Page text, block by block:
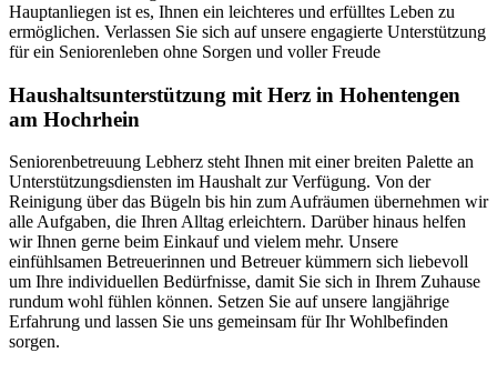
Hauptanliegen ist es, Ihnen ein leichteres und erfülltes Leben zu
ermöglichen. Verlassen Sie sich auf unsere engagierte Unterstützung
für ein Seniorenleben ohne Sorgen und voller Freude
Haushalts­unterstützung mit Herz in Hohentengen
am Hochrhein
Seniorenbetreuung Lebherz steht Ihnen mit einer breiten Palette an
Unterstützungsdiensten im Haushalt zur Verfügung. Von der
Reinigung über das Bügeln bis hin zum Aufräumen übernehmen wir
alle Aufgaben, die Ihren Alltag erleichtern. Darüber hinaus helfen
wir Ihnen gerne beim Einkauf und vielem mehr. Unsere
einfühlsamen Betreuerinnen und Betreuer kümmern sich liebevoll
um Ihre individuellen Bedürfnisse, damit Sie sich in Ihrem Zuhause
rundum wohl fühlen können. Setzen Sie auf unsere langjährige
Erfahrung und lassen Sie uns gemeinsam für Ihr Wohlbefinden
sorgen.